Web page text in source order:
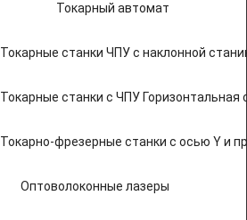
Токарный автомат
Токарные станки ЧПУ c наклонной
Токарные станки с ЧПУ Горизонтальная
Токарно-фрезерные станки с осью Y и
Оптоволоконные лазеры